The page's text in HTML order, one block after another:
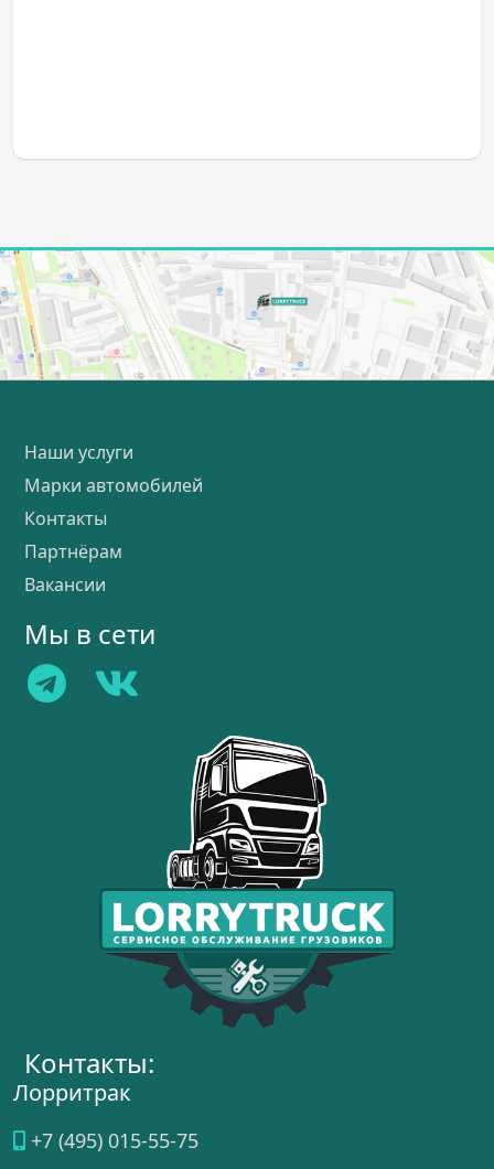
Наши услуги
Марки автомобилей
Контакты
Партнёрам
Вакансии
Мы в сети
Контакты:
Лорритрак
+7 (495) 015-55-75